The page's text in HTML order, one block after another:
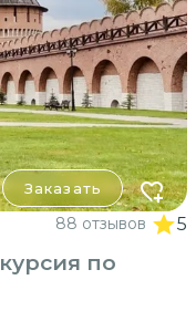
Заказать
88 отзывов 5
по